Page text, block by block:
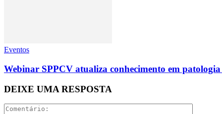
Eventos
Webinar SPPCV atualiza conhecimento em
DEIXE UMA RESPOSTA